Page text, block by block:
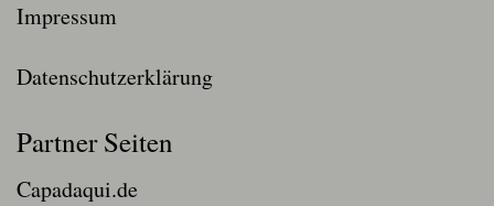
Impressum
Datenschutzerklärung
Partner Seiten
Capadaqui.de